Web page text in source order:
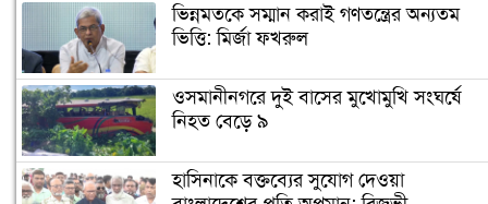
ভিন্নমতকে সম্মান করাই গণতন্ত্রের অন্যতম
ভিত্তি: মির্জা ফখরুল
ওসমানীনগরে দুই বাসের মুখোমুখি সংঘর্ষে
নিহত বেড়ে ৯
হাসিনাকে বক্তব্যের সুযোগ দেওয়া